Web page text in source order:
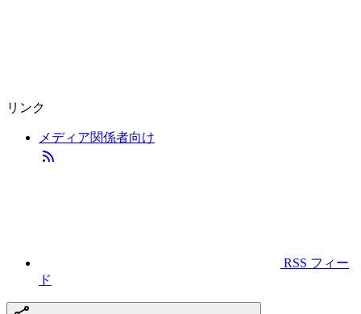
リンク
メディア関係者向け
RSS フィー
ド